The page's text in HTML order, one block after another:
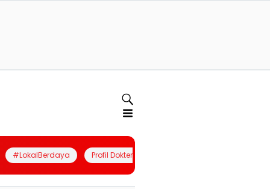
#LokalBerdaya Profil Dokter